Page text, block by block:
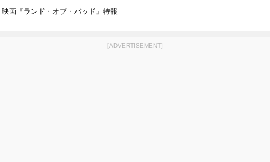
映画『ランド・オブ・バッド』特報
[ADVERTISEMENT]